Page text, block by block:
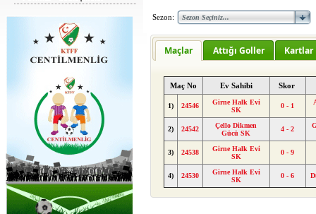
Sezon:
Maçlar Attığı Goller Kartlar
Maç No Ev Sahibi Skor
1) 24546
Girne Halk Evi
SK
0 - 1
2) 24542
Çello Dikmen
Gücü SK
4 - 2
3) 24538
Girne Halk Evi
SK
0 - 9
4) 24530
Girne Halk Evi
SK
0 - 6